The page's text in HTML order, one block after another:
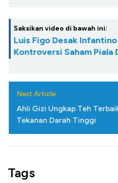
Saksikan video di bawah ini:
Luis Figo Desak
Kontroversi Saham Piala
Next Article
Ahli Gizi Ungkap Teh
Tekanan Darah Tinggi
Tags